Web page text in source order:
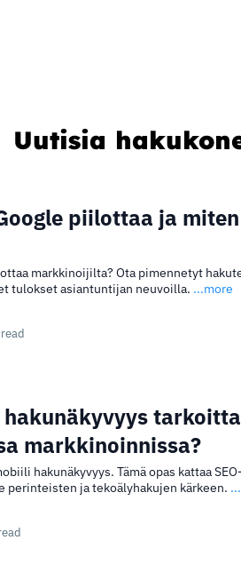
Uutisia
piilottaa ja
markkinoijilta? Ota pimennetyt
tulokset asiantuntijan neuvoilla. ...more
markkinoinnissa?
hakunäkyvyys. Tämä opas kattaa
perinteisten ja tekoälyhakujen kärkeen.